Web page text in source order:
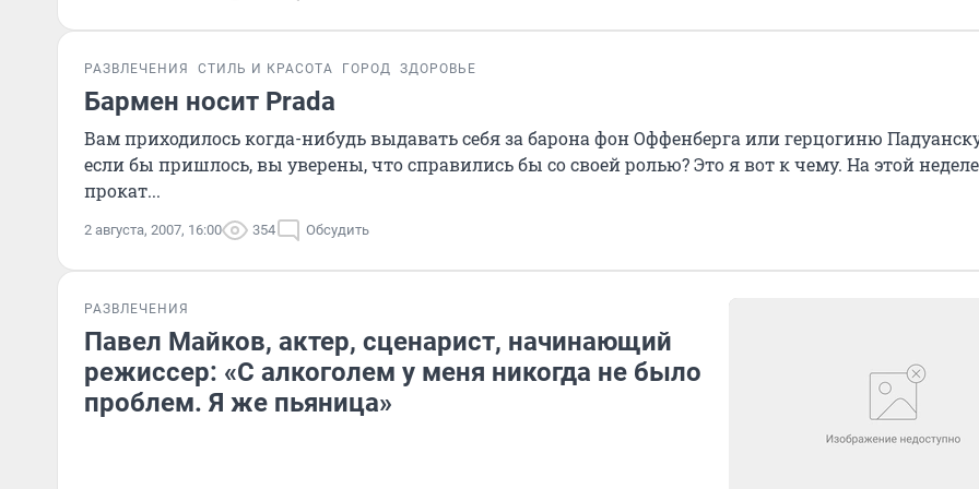
РАЗВЛЕЧЕНИЯ СТИЛЬ И КРАСОТА ГОРОД ЗДОРОВЬЕ
Бармен носит Prada
Вам приходилось когда-нибудь выдавать себя за барона фон Оффенберга или герцогиню
если бы пришлось, вы уверены, что справились бы со своей ролью? Это я вот к чему. На этой
прокат...
2 августа, 2007, 16:00 354 Обсудить
РАЗВЛЕЧЕНИЯ
Павел Майков, актер, сценарист, начинающий
режиссер: «С алкоголем у меня никогда не было
проблем. Я же пьяница»